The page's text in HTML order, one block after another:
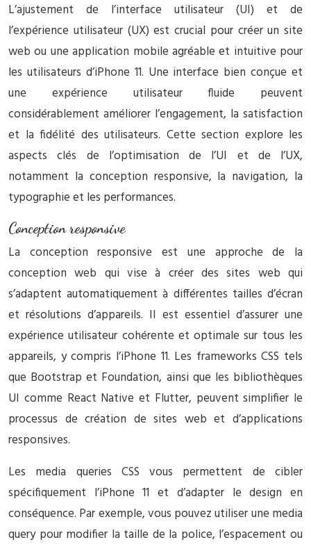
L’ajustement de l’interface utilisateur (UI) et de
l’expérience utilisateur (UX) est crucial pour créer un site
web ou une application mobile agréable et intuitive pour
les utilisateurs d’iPhone 11. Une interface bien conçue et
une expérience utilisateur fluide peuvent
considérablement améliorer l’engagement, la satisfaction
et la fidélité des utilisateurs. Cette section explore les
aspects clés de l’optimisation de l’UI et de l’UX,
notamment la conception responsive, la navigation, la
typographie et les performances.
Conception responsive
La conception responsive est une approche de la
conception web qui vise à créer des sites web qui
s’adaptent automatiquement à différentes tailles d’écran
et résolutions d’appareils. Il est essentiel d’assurer une
expérience utilisateur cohérente et optimale sur tous les
appareils, y compris l’iPhone 11. Les frameworks CSS tels
que Bootstrap et Foundation, ainsi que les bibliothèques
UI comme React Native et Flutter, peuvent simplifier le
processus de création de sites web et d’applications
responsives.
Les media queries CSS vous permettent de cibler
spécifiquement l’iPhone 11 et d’adapter le design en
conséquence. Par exemple, vous pouvez utiliser une media
query pour modifier la taille de la police, l’espacement ou